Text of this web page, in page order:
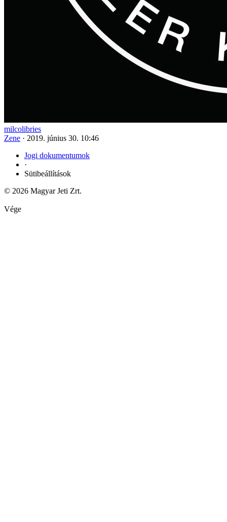
milcolibries
Zene · 2019. június 30. 10:46
Jogi dokumentumok
·
Sütibeállítások
© 2026 Magyar Jeti Zrt.
Vége